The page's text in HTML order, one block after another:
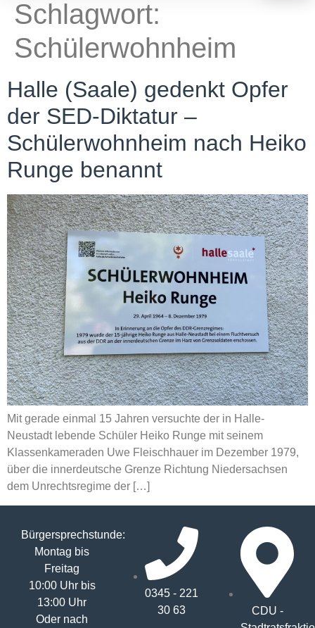
Schlagwort:
Schülerwohnheim
Halle (Saale) gedenkt Opfer
der SED-Diktatur –
Schülerwohnheim nach Heiko
Runge benannt
Mit gerade einmal 15 Jahren versuchte der in Halle-
Neustadt lebende Schüler Heiko Runge mit seinem
Klassenkameraden Uwe Fleischhauer im Dezember 1979,
über die innerdeutsche Grenze Richtung Niedersachsen
dem Unrechtsregime der […]
Bürgersprechstunde:
Montag bis
Freitag
10:00 Uhr bis
13:00 Uhr
Oder nach
0345 - 221
30 63
CDU -